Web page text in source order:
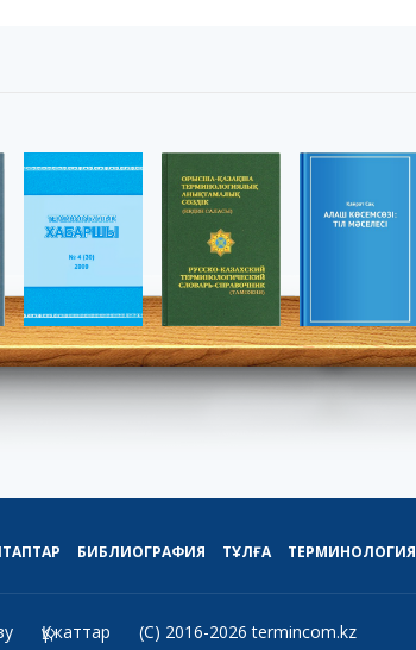
БИБЛИОГРАФИЯ ТҰЛҒА ТЕРМИНОЛОГИЯ
Құжаттар (C) 2016-2026 termincom.kz